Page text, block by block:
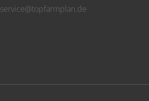
service@topfarmplan.de